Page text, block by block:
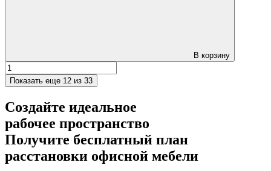
В корзину
Показать еще 12 из 33
Создайте идеальное
рабочее пространство
Получите бесплатный план
расстановки офисной мебели